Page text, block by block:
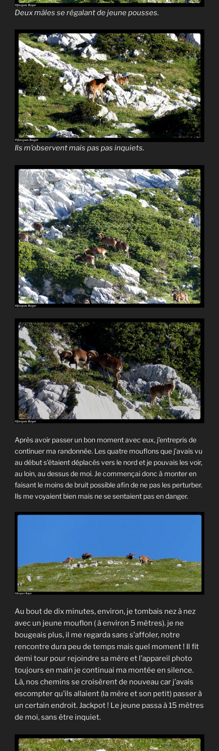
Deux mâles se régalant de jeune pousses.
Ils m’observent mais pas pas inquiets.
Après avoir passer un bon moment avec eux, j’entrepris de
continuer ma randonnée. Les quatre mouflons que j’avais vu
au début s’étaient déplacés vers le nord et je pouvais les voir,
au loin, au dessus de moi. Je commençai donc à monter en
faisant le moins de bruit possible afin de ne pas les perturber.
Ils me voyaient bien mais ne se sentaient pas en danger.
Au bout de dix minutes, environ, je tombais nez à nez
avec un jeune mouflon ( à environ 5 mètres). je ne
bougeais plus, il me regarda sans s’affoler, notre
rencontre dura peu de temps mais quel moment ! Il fit
demi tour pour rejoindre sa mère et l’appareil photo
toujours en main je continuai ma montée en silence.
Là, nos chemins se croisèrent de nouveau car j’avais
escompter qu’ils allaient (la mère et son petit) passer à
un certain endroit. Jackpot ! Le jeune passa à 15 mètres
de moi, sans être inquiet.